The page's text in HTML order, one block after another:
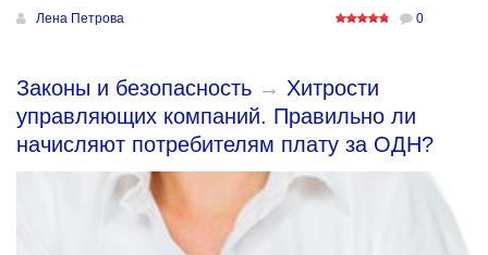
Лена Петрова 0
Законы и безопасность → Хитрости
управляющих компаний. Правильно ли
начисляют потребителям плату за ОДН?